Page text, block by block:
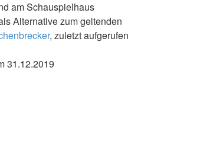
am Schauspielhaus
Alternative zum geltenden
, zuletzt aufgerufen
31.12.2019